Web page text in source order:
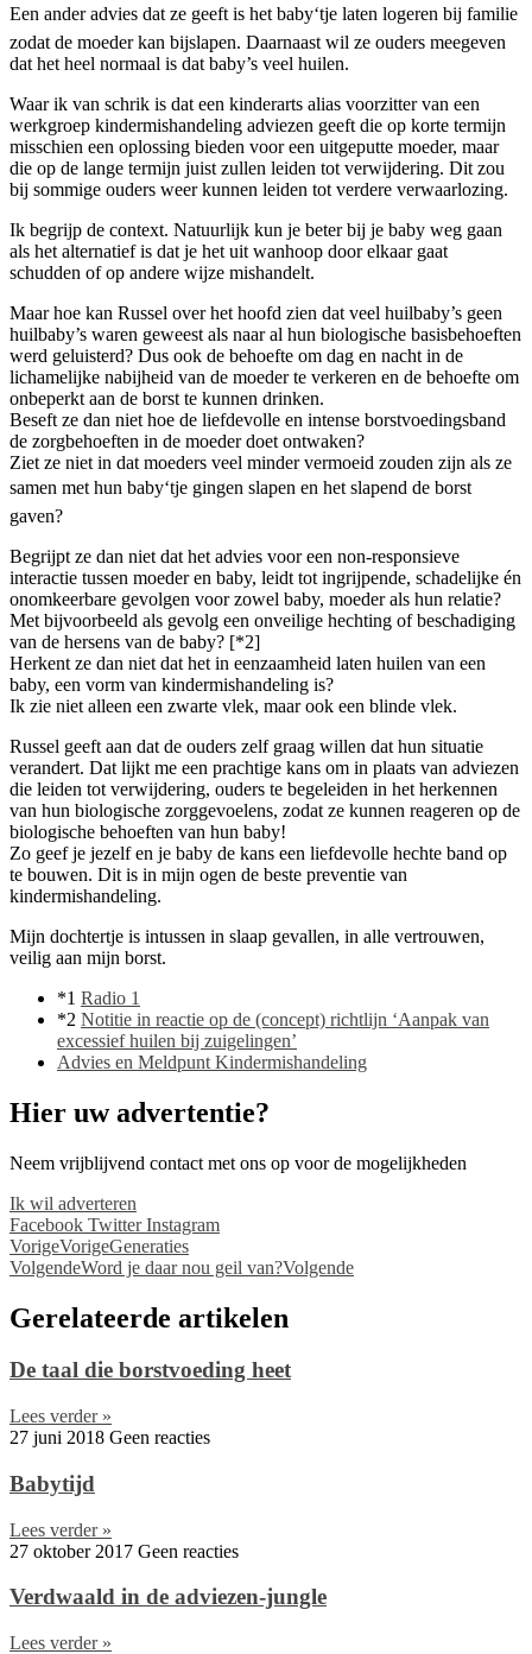
Een ander advies dat ze geeft is het baby‘tje laten logeren bij familie
zodat de moeder kan bijslapen. Daarnaast wil ze ouders meegeven
dat het heel normaal is dat baby’s veel huilen.
Waar ik van schrik is dat een kinderarts alias voorzitter van een
werkgroep kindermishandeling adviezen geeft die op korte termijn
misschien een oplossing bieden voor een uitgeputte moeder, maar
die op de lange termijn juist zullen leiden tot verwijdering. Dit zou
bij sommige ouders weer kunnen leiden tot verdere verwaarlozing.
Ik begrijp de context. Natuurlijk kun je beter bij je baby weg gaan
als het alternatief is dat je het uit wanhoop door elkaar gaat
schudden of op andere wijze mishandelt.
Maar hoe kan Russel over het hoofd zien dat veel huilbaby’s geen
huilbaby’s waren geweest als naar al hun biologische basisbehoeften
werd geluisterd? Dus ook de behoefte om dag en nacht in de
lichamelijke nabijheid van de moeder te verkeren en de behoefte om
onbeperkt aan de borst te kunnen drinken.
Beseft ze dan niet hoe de liefdevolle en intense borstvoedingsband
de zorgbehoeften in de moeder doet ontwaken?
Ziet ze niet in dat moeders veel minder vermoeid zouden zijn als ze
samen met hun baby‘tje gingen slapen en het slapend de borst
gaven?
Begrijpt ze dan niet dat het advies voor een non-responsieve
interactie tussen moeder en baby, leidt tot ingrijpende, schadelijke én
onomkeerbare gevolgen voor zowel baby, moeder als hun relatie?
Met bijvoorbeeld als gevolg een onveilige hechting of beschadiging
van de hersens van de baby? [*2]
Herkent ze dan niet dat het in eenzaamheid laten huilen van een
baby, een vorm van kindermishandeling is?
Ik zie niet alleen een zwarte vlek, maar ook een blinde vlek.
Russel geeft aan dat de ouders zelf graag willen dat hun situatie
verandert. Dat lijkt me een prachtige kans om in plaats van adviezen
die leiden tot verwijdering, ouders te begeleiden in het herkennen
van hun biologische zorggevoelens, zodat ze kunnen reageren op de
biologische behoeften van hun baby!
Zo geef je jezelf en je baby de kans een liefdevolle hechte band op
te bouwen. Dit is in mijn ogen de beste preventie van
kindermishandeling.
Mijn dochtertje is intussen in slaap gevallen, in alle vertrouwen,
veilig aan mijn borst.
*1 Radio 1
*2 Notitie in reactie op de (concept) richtlijn ‘Aanpak van
excessief huilen bij zuigelingen’
Advies en Meldpunt Kindermishandeling
Hier uw advertentie?
Neem vrijblijvend contact met ons op voor de mogelijkheden
Ik wil adverteren
Facebook Twitter Instagram
VorigeVorigeGeneraties
VolgendeWord je daar nou geil van?Volgende
Gerelateerde artikelen
De taal die borstvoeding heet
Lees verder »
27 juni 2018 Geen reacties
Babytijd
Lees verder »
27 oktober 2017 Geen reacties
Verdwaald in de adviezen-jungle
Lees verder »